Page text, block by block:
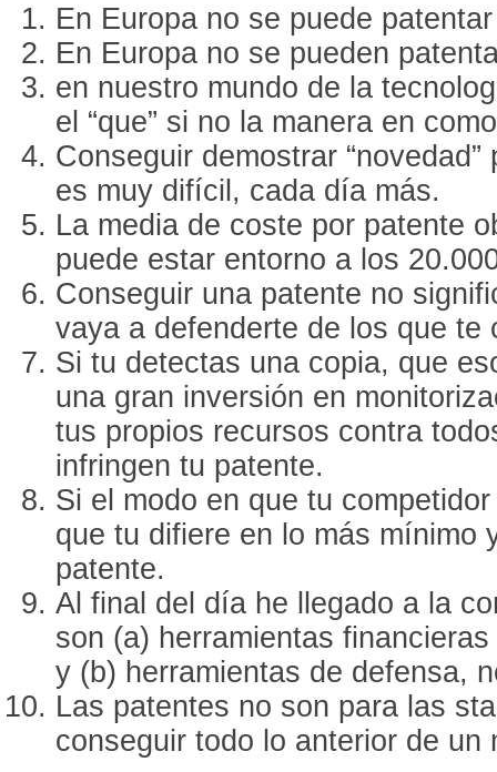
En Europa no se puede
En Europa no se pueden
en nuestro mundo de la
el “que” si no la manera en
Conseguir demostrar
es muy difícil, cada día más.
La media de coste por patente
puede estar entorno a los
Conseguir una patente no
vaya a defenderte de los que te
Si tu detectas una copia, que
una gran inversión en
tus propios recursos contra
infringen tu patente.
Si el modo en que tu
que tu difiere en lo más mínimo
patente.
Al final del día he llegado a la
son (a) herramientas
y (b) herramientas de defensa,
Las patentes no son para las
conseguir todo lo anterior de un